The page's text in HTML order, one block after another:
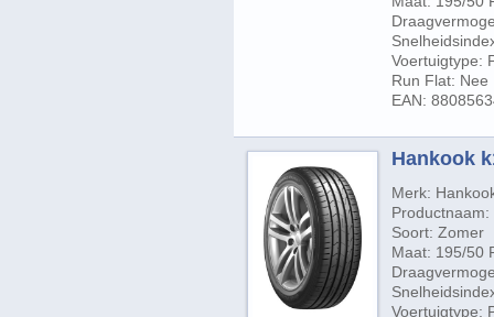
Voertuigtype:
Run Flat: Nee
EAN:
Hankook
Merk:
Productnaam:
Soort: Zomer
Maat: 195/50
Voertuigtype: